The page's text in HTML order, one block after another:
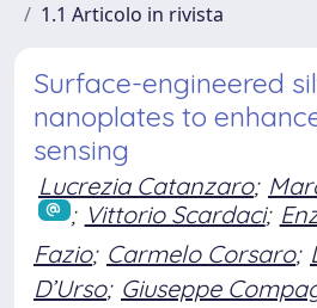
1.1 Articolo in rivista
Surface-engineered
nanoplates to
sensing
Lucrezia Catanzaro;
; Vittorio Scardaci;
Fazio; Carmelo Corsaro;
D’Urso; Giuseppe